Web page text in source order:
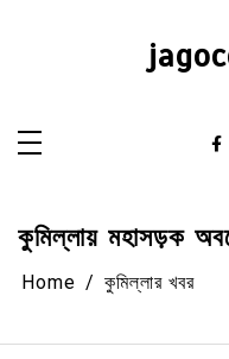
কুমিল্লায় মহাসড়ক
Home কুমিল্লার খবর